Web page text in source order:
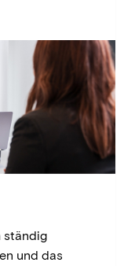
ständig
und das